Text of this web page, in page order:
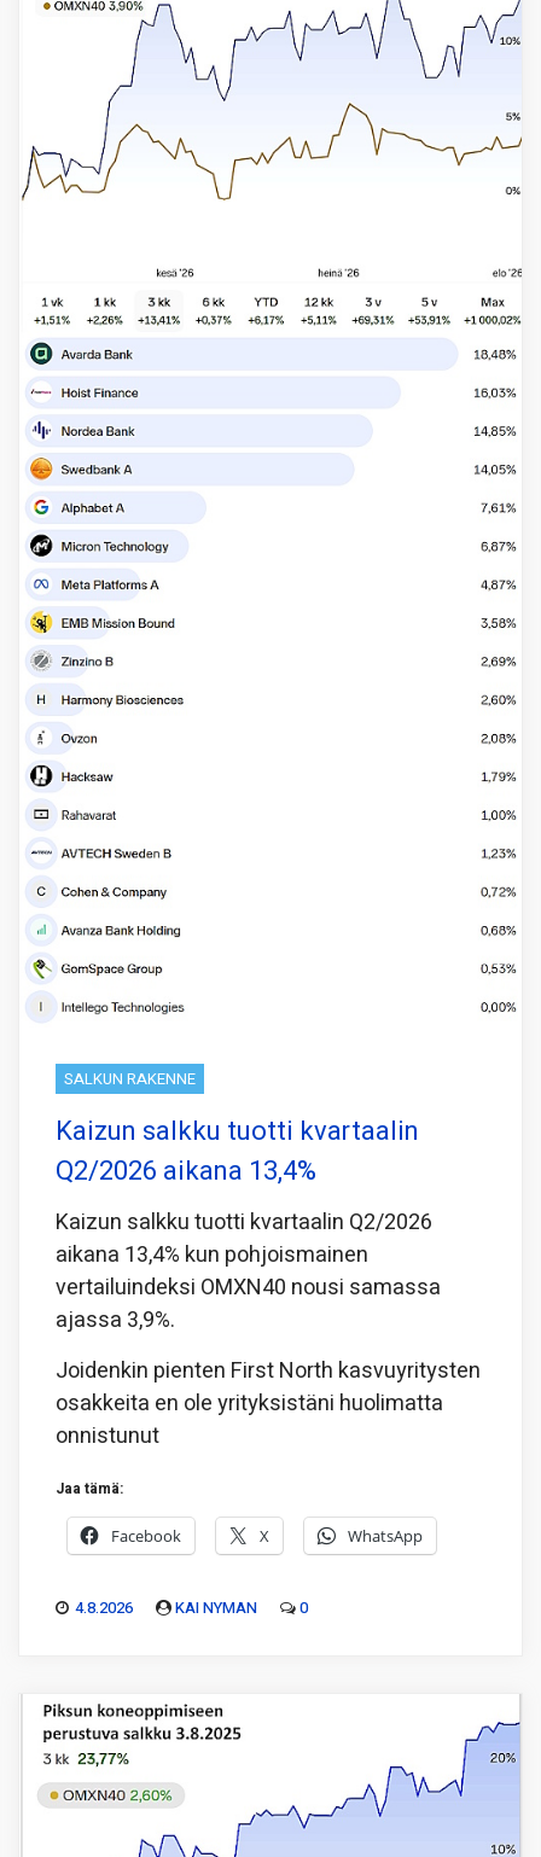
SALKUN RAKENNE
Kaizun salkku tuotti kvartaalin
Q2/2026 aikana 13,4%
Kaizun salkku tuotti kvartaalin Q2/2026
aikana 13,4% kun pohjoismainen
vertailuindeksi OMXN40 nousi samassa
ajassa 3,9%.
Joidenkin pienten First North kasvuyritysten
osakkeita en ole yrityksistäni huolimatta
onnistunut
Jaa tämä:
Facebook X WhatsApp
4.8.2026 KAI NYMAN 0